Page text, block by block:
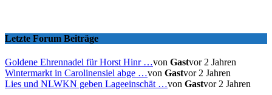
Letzte Forum Beiträge
Goldene Ehrennadel für Horst Hinr …von Gastvor 2 Jahren
Wintermarkt in Carolinensiel abge …von Gastvor 2 Jahren
Lies und NLWKN geben Lageeinschät …von Gastvor 2 Jahren